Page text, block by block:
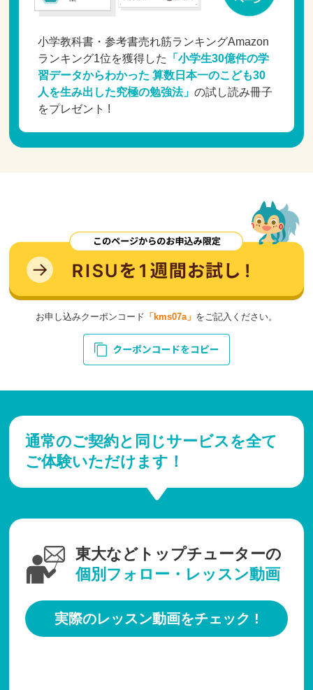
小学教科書・参考書売れ筋ランキングAmazon
ランキング1位を獲得した 「小学生30億件の学
習データからわかった 算数日本一のこども30
人を生み出した究極の勉強法」 の試し読み冊子
をプレゼント !
お申し込みクーポンコード 「kms07a」 をご記入ください。
通常のご契約と同じサービスを全て
ご体験いただけます！
東大などトップチューターの
個別フォロー・レッスン動画
実際のレッスン動画をチェック !